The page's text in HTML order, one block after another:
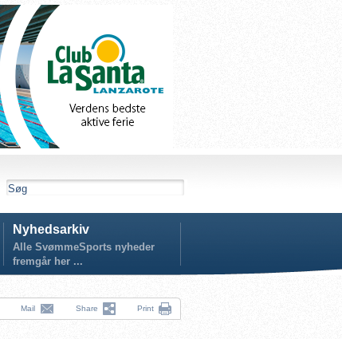
Nyhedsarkiv
Alle SvømmeSports nyheder
fremgår her ...
Mail Share Print